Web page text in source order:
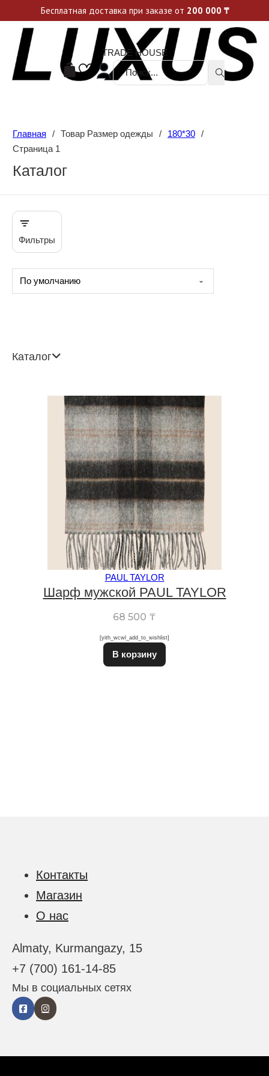
Уникальные акции и спецпредложения каждую неделю, не пропусти свой шанс
TRADE HOUSE
Поиск ...
Главная / Товар Размер одежды / 180*30 /
Страница 1
Каталог
Фильтры
Каталог
PAUL TAYLOR
Шарф мужской PAUL TAYLOR
68 500 ₸
[yith_wcwl_add_to_wishlist]
В корзину Этот товар имеет
Контакты
Магазин
О нас
Almaty, Kurmangazy, 15
+7 (700) 161-14-85
Мы в социальных сетях
Бесплатная доставка при заказе от 200 000 ₸